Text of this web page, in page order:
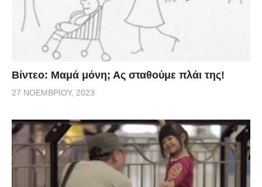
Βίντεο: Μαμά μόνη; Ας σταθούμε πλάι της!
27 ΝΟΕΜΒΡΊΟΥ, 2023